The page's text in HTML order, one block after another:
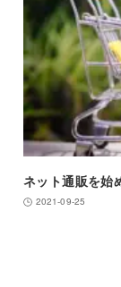
ネット通販を
2021-09-25